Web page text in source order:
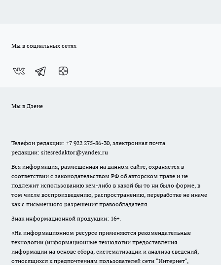
Мы в социальных сетях
Мы в Дзене
Телефон редакции: +7 922 275-86-30, электронная почта
редакции: sitesredaktor@yandex.ru
Вся информация, размещенная на данном сайте, охраняется в
соответствии с законодательством РФ об авторском праве и не
подлежит использованию кем-либо в какой бы то ни было форме, в
том числе воспроизведению, распространению, переработке не иначе
как с письменного разрешения правообладателя.
Знак информационной продукции: 16+.
«На информационном ресурсе применяются рекомендательные
технологии (информационные технологии предоставления
информации на основе сбора, систематизации и анализа сведений,
относящихся к предпочтениям пользователей сети "Интернет",